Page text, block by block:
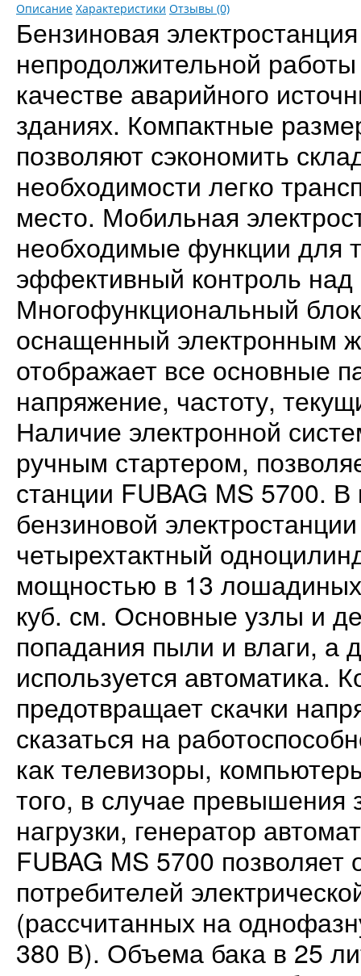
Описание Характеристики Отзывы (0)
Бензиновая
непродолжительной
качестве аварийного
зданиях. Компактные
позволяют сэкономить
необходимости легко
место. Мобильная
необходимые функции для
эффективный контроль над
Многофункциональный
оснащенный электронным
отображает все основные
напряжение, частоту,
Наличие электронной
ручным стартером,
станции FUBAG MS 5700. В
бензиновой
четырехтактный
мощностью в 13 лошадиных
куб. см. Основные узлы и
попадания пыли и влаги, а
используется автоматика.
предотвращает скачки
сказаться на
как телевизоры,
того, в случае превышения
нагрузки, генератор
FUBAG MS 5700
потребителей
(рассчитанных на
380 В). Объема бака в 25